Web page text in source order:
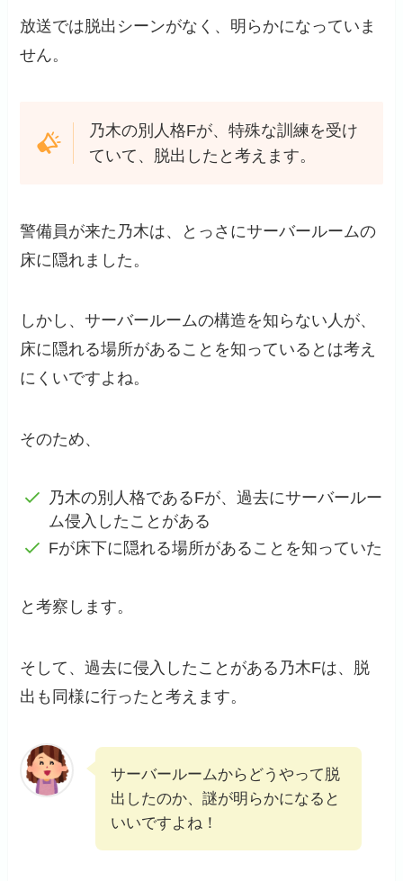
放送では脱出シーンがなく、明らかになっていま
せん。
乃木の別人格Fが、特殊な訓練を受け
ていて、脱出したと考えます。
警備員が来た乃木は、とっさにサーバールームの
床に隠れました。
しかし、サーバールームの構造を知らない人が、
床に隠れる場所があることを知っているとは考え
にくいですよね。
そのため、
乃木の別人格であるFが、過去にサーバールー
ム侵入したことがある
Fが床下に隠れる場所があることを知っていた
と考察します。
そして、過去に侵入したことがある乃木Fは、脱
出も同様に行ったと考えます。
サーバールームからどうやって脱
出したのか、謎が明らかになると
いいですよね！